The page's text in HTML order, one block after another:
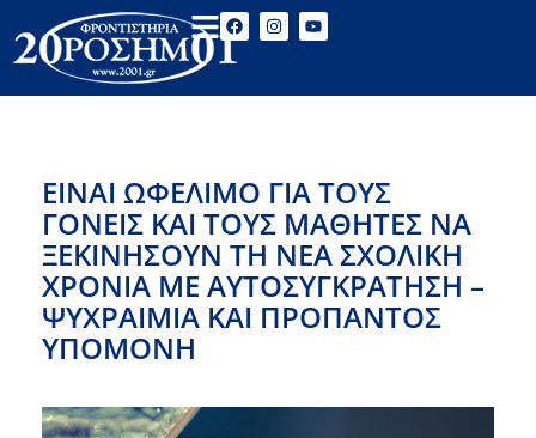
ΕΙΝΑΙ ΩΦΕΛΙΜΟ ΓΙΑ ΤΟΥΣ
ΓΟΝΕΙΣ ΚΑΙ ΤΟΥΣ ΜΑΘΗΤΕΣ ΝΑ
ΞΕΚΙΝΗΣΟΥΝ ΤΗ ΝΕΑ ΣΧΟΛΙΚΗ
ΧΡΟΝΙΑ ΜΕ ΑΥΤΟΣΥΓΚΡΑΤΗΣΗ –
ΨΥΧΡΑΙΜΙΑ ΚΑΙ ΠΡΟΠΑΝΤΟΣ
ΥΠΟΜΟΝΗ